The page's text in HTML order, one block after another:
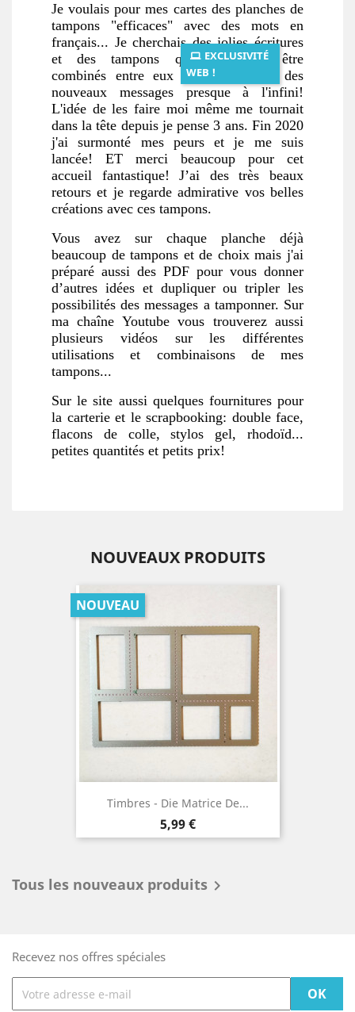
EXCLUSIVITÉ
WEB !
Je voulais pour mes cartes des planches de
tampons "efficaces" avec des mots en
français... Je cherchais des jolies écritures
et des tampons qui pourraient être
combinés entre eux pour construire des
nouveaux messages presque à l'infini!
L'idée de les faire moi même me tournait
dans la tête depuis je pense 3 ans. Fin 2020
j'ai surmonté mes peurs et je me suis
lancée! ET merci beaucoup pour cet
accueil fantastique! J’ai des très beaux
retours et je regarde admirative vos belles
créations avec ces tampons.
Vous avez sur chaque planche déjà
beaucoup de tampons et de choix mais j'ai
préparé aussi des PDF pour vous donner
d’autres idées et dupliquer ou tripler les
possibilités des messages a tamponner. Sur
ma chaîne Youtube vous trouverez aussi
plusieurs vidéos sur les différentes
utilisations et combinaisons de mes
tampons...
Sur le site aussi quelques fournitures pour
la carterie et le scrapbooking: double face,
flacons de colle, stylos gel, rhodoïd...
petites quantités et petits prix!
NOUVEAUX PRODUITS
Timbres - Die Matrice De...
Prix
5,99 €
NOUVEAU
Tous les nouveaux produits 
Recevez nos offres spéciales